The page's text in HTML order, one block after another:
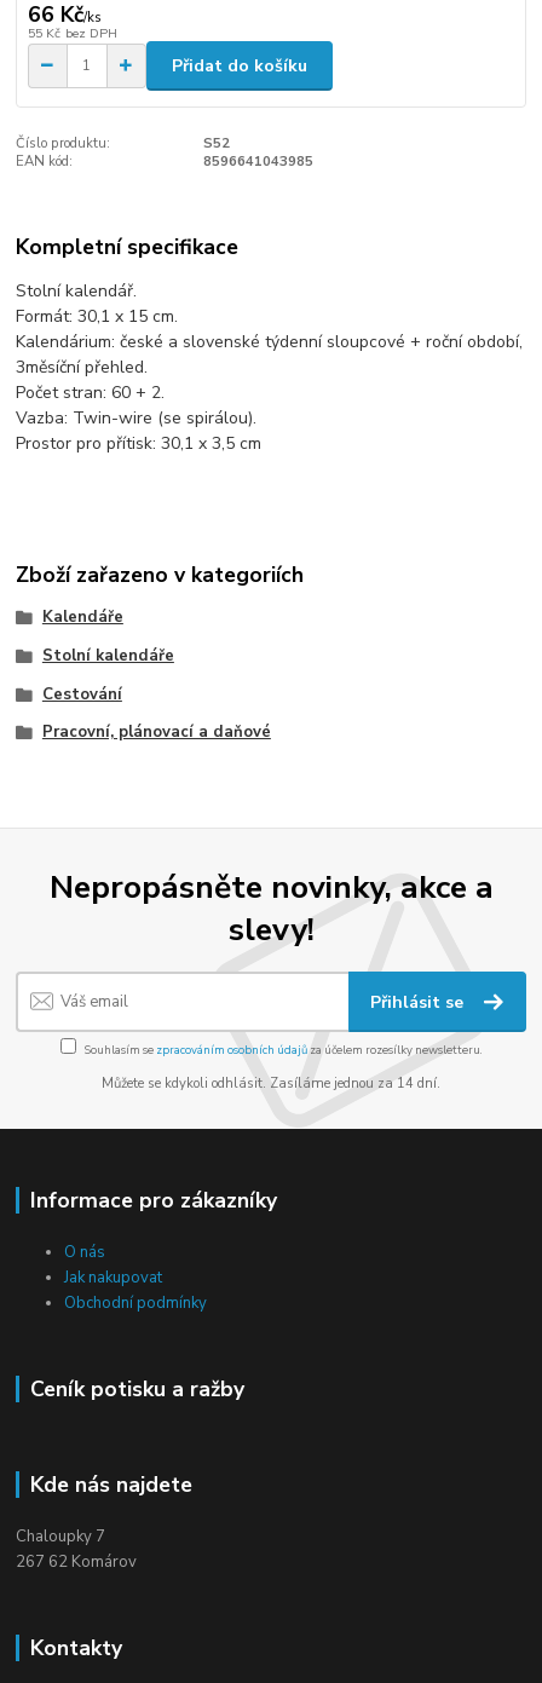
66 Kč/ks
55 Kč bez DPH
Přidat do košíku
Číslo produktu:
S52
EAN kód:
8596641043985
Kompletní specifikace
Stolní kalendář.
Formát: 30,1 x 15 cm.
Kalendárium: české a slovenské týdenní sloupcové + roční období,
3měsíční přehled.
Počet stran: 60 + 2.
Vazba: Twin-wire (se spirálou).
Prostor pro přítisk: 30,1 x 3,5 cm
Zboží zařazeno v kategoriích
Kalendáře
Stolní kalendáře
Cestování
Pracovní, plánovací a daňové
Nepropásněte novinky, akce a
slevy!
Přihlásit se
Souhlasím se zpracováním osobních údajůza účelem rozesílky newsletteru.
Můžete se kdykoli odhlásit. Zasíláme jednou za 14 dní.
Informace pro zákazníky
O nás
Jak nakupovat
Obchodní podmínky
Ceník potisku a ražby
Kde nás najdete
Chaloupky 7
267 62 Komárov
Kontakty